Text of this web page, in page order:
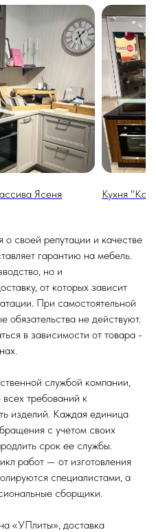
Ясеня Кухня
о своей репутации и качестве
гарантию на мебель.
но и
от которых зависит
При самостоятельной
обязательства не действуют.
в зависимости от товара -
службой компании,
требований к
изделий. Каждая единица
с учетом своих
срок ее службы.
работ — от изготовления
специалистами, а
сборщики.
«УПлиты», доставка